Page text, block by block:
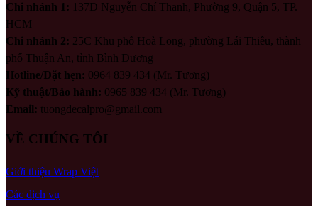
Chi nhánh 1: 137D Nguyễn Chí Thanh, Phường 9, Quận 5, TP.
HCM
Chi nhánh 2: 25C Khu phố Hoà Long, phường Lái Thiêu, thành
phố Thuận An, tỉnh Bình Dương
Hotline/Đặt hẹn: 0964 839 434 (Mr. Tương)
Kỹ thuật/Bảo hành: 0965 839 434 (Mr. Tương)
Email: tuongdecalpro@gmail.com
VỀ CHÚNG TÔI
Giới thiệu Wrap Việt
Các dịch vụ